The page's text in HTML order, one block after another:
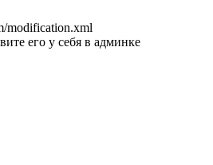
modification.xml
его у себя в админке